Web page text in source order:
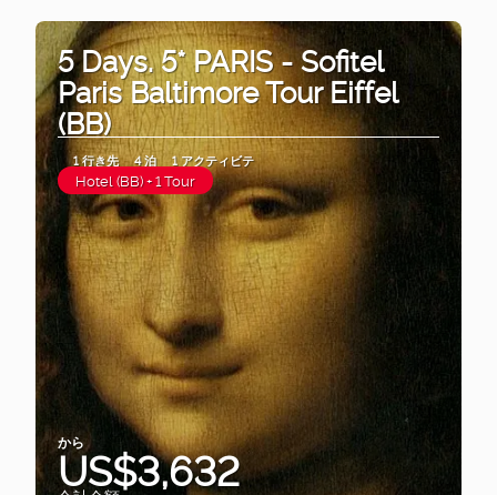
5 Days. 5* PARIS - Sofitel
Paris Baltimore Tour Eiffel
(BB)
1 行き先 4 泊 1 アクティビテ
Hotel (BB) + 1 Tour
から
US$3,632